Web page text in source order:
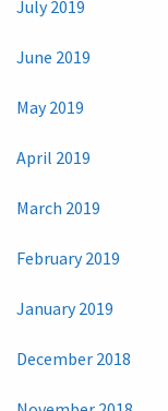
July 2019
June 2019
May 2019
April 2019
March 2019
February 2019
January 2019
December 2018